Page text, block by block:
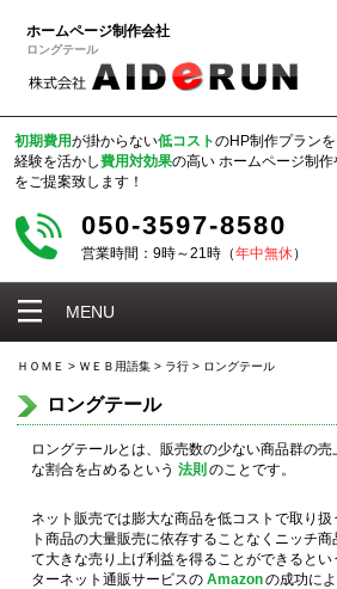
ホームページ制作会社
ロングテール
初期費用が掛からない低コストのHP制作プランを
経験を活かし費用対効果の高い ホームページ制作
をご提案致します！
050-3597-8580
営業時間：9時～21時（年中無休）
MENU
ＨＯＭＥ > ＷＥＢ用語集 > ラ行 > ロングテール
ロングテール
ロングテールとは、販売数の少ない商品群の
な割合を占めるという 法則 のことです。
ネット販売では膨大な商品を低コストで取り
ト商品の大量販売に依存することなくニッチ
て大きな売り上げ利益を得ることができるとい
ターネット通販サービスの Amazonの成功に